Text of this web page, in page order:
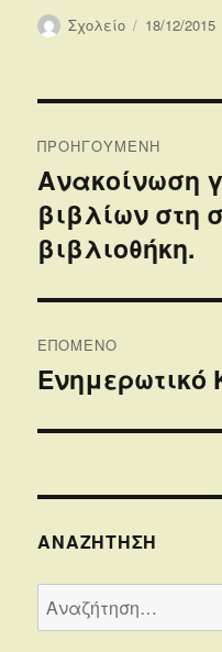
Συντάκτης
Σχολείο 18/12/2015
άρθρων
ΠΡΟΗΓΟΎΜΕΝΗ
Προηγούμενο
άρθρο:
Ανακοίνωση
βιβλίων στη
βιβλιοθήκη.
ΕΠΌΜΕΝΟ
Επόμενο
Ενημερωτικό
ΑΝΑΖΉΤΗΣΗ
Αναζήτηση
για: